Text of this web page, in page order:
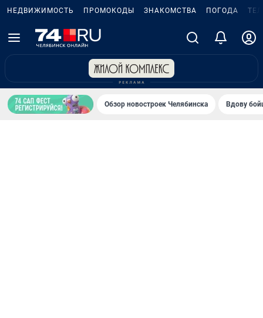
НЕДВИЖИМОСТЬ ПРОМОКОДЫ ЗНАКОМСТВА ПОГОДА
Обзор новостроек Челябинска Вдову